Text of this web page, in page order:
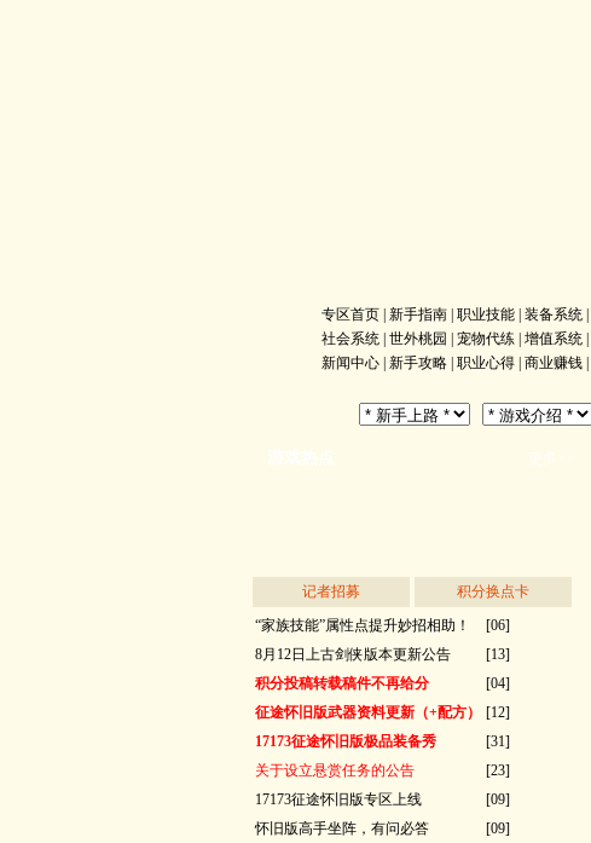
专区首页| 新手指南| 职业技能| 装备系统|
社会系统| 世外桃园 宠物代练| 增值系统|
新闻中心| 新手攻略| 职业心得| 商业赚钱|
记者招募
积分换点卡
“家族技能”属性点提升妙招相助！
[06]
8月12日上古剑侠版本更新公告
[13]
积分投稿转载稿件不再给分
[04]
征途怀旧版武器资料更新（+配方）
[12]
17173征途怀旧版极品装备秀
[31]
关于设立悬赏任务的公告
[23]
17173征途怀旧版专区上线
[09]
怀旧版高手坐阵，有问必答
[09]